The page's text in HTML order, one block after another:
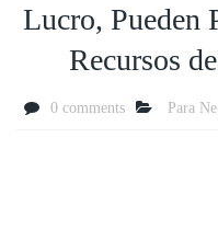
Lucro, Pueden
Recursos
0 comments Para